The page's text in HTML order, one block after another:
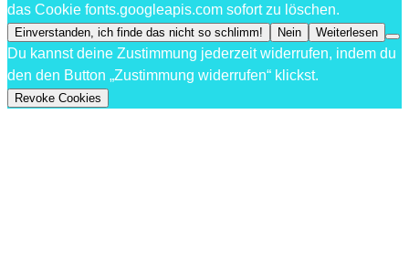
das Cookie fonts.googleapis.com sofort zu löschen.
Einverstanden, ich finde das nicht so schlimm! Nein Weiterlesen
Du kannst deine Zustimmung jederzeit widerrufen, indem du
den den Button „Zustimmung widerrufen“ klickst.
Revoke Cookies